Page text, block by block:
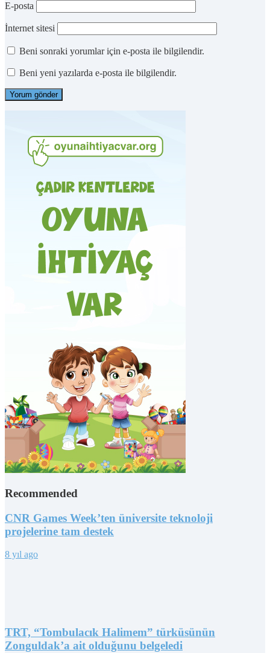
E-posta
İnternet sitesi
Beni sonraki yorumlar için e-posta ile bilgilendir.
Beni yeni yazılarda e-posta ile bilgilendir.
Recommended
CNR Games Week’ten üniversite teknoloji
projelerine tam destek
8 yıl ago
TRT, “Tombulacık Halimem” türküsünün
Zonguldak’a ait olduğunu belgeledi